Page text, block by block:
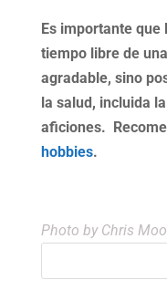
Es importante que
tiempo libre de
agradable, sino
la salud, incluida
aficiones.
hobbies.
Photo by Chris